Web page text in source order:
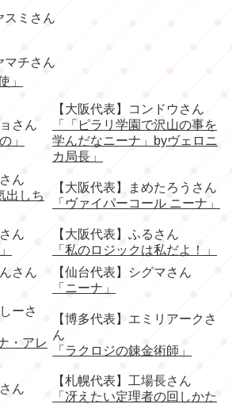
ミさん
チさん
」
さん
」
【大阪代表】コンドウさん
「「ピラリ学園で沢山の事を
学んだなニーナ」byヴェロニ
カ局長」
ん
出しち
【大阪代表】まめたろうさん
「ヴァイパーコール ニーナ」
ん
【大阪代表】ふるさん
「私のロジックは私だよ！」
さん
【仙台代表】シグマさん
「ニーナ」
ーさ
・アレ
【博多代表】エミリアークさ
ん
「ラクロジの錬金術師」
ん
【札幌代表】工場長さん
「冴えたい定理者の回しかた